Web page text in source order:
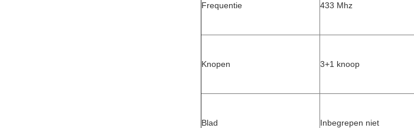
Frequentie 433 Mhz
Knopen 3+1 knoop
Blad Inbegrepen niet